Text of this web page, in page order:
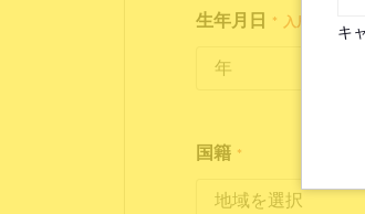
生年月日 * 入居時点で
国籍 *
キ